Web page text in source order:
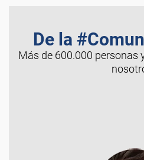
De la
Más de 600.000 personas